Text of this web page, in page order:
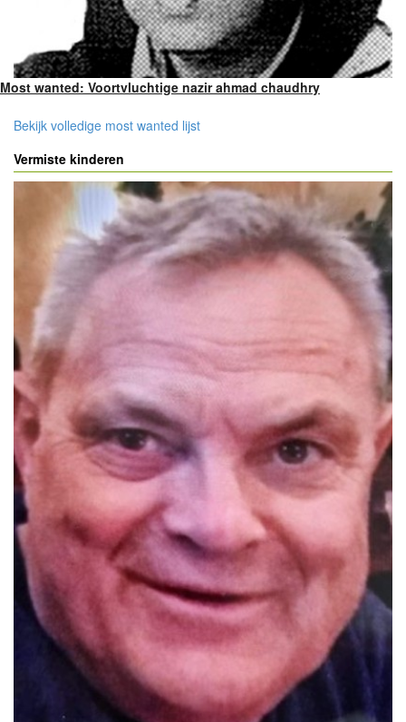
Most wanted: Voortvluchtige nazir ahmad chaudhry
Bekijk volledige most wanted lijst
Vermiste kinderen